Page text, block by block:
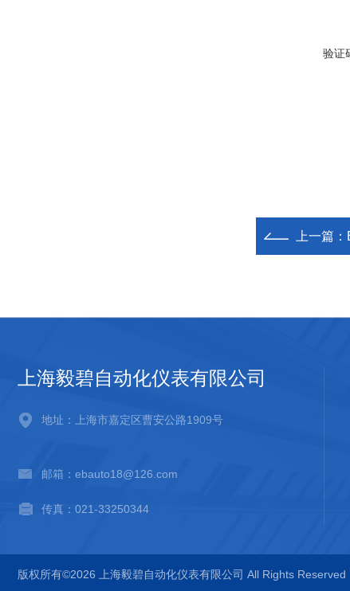
验证
上一篇：
上海毅碧自动化仪表有限公司
地址：上海市嘉定区曹安公路1909号
邮箱：ebauto18@126.com
传真：021-33250344
版权所有©2026 上海毅碧自动化仪表有限公司 All Rights Reserved